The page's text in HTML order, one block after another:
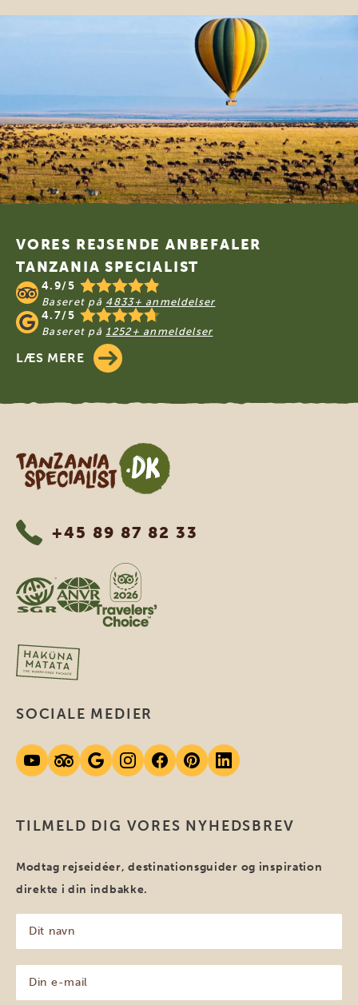
Footer
VORES REJSENDE ANBEFALER
TANZANIA SPECIALIST
4.9/5
Baseret på 4833+ anmeldelser
4.7/5
Baseret på 1252+ anmeldelser
LÆS MERE
Tanzania Specialist
+45 89 87 82 33
TILMELD DIG VORES NYHEDSBREV
Modtag rejseidéer, destinationsguider og inspiration
direkte i din indbakke.
navn
(Påkrævet)
SOCIALE MEDIER